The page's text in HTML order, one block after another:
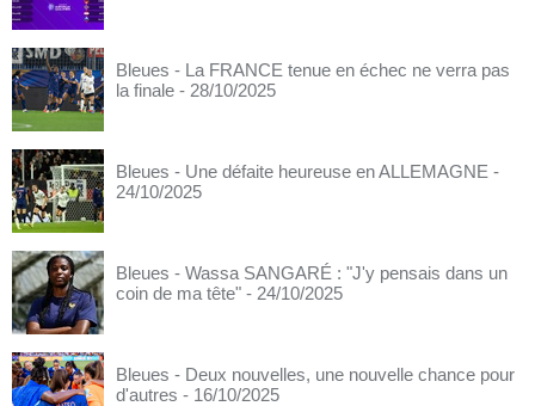
Bleues - La FRANCE tenue en échec ne verra pas
la finale - 28/10/2025
Bleues - Une défaite heureuse en ALLEMAGNE -
24/10/2025
Bleues - Wassa SANGARÉ : "J'y pensais dans un
coin de ma tête" - 24/10/2025
Bleues - Deux nouvelles, une nouvelle chance pour
d'autres - 16/10/2025